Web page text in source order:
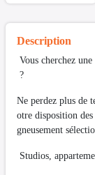
Description
Vous cherchez
?
Ne perdez plus de
otre disposition des
gneusement
Studios,